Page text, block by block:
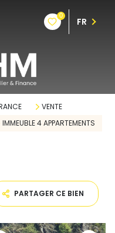
0
FR
VENTE
IMMEUBLE 4 APPARTEMENTS
PARTAGER CE BIEN